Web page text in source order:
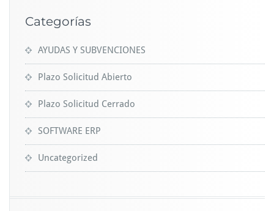
Categorías
AYUDAS Y SUBVENCIONES
Plazo Solicitud Abierto
Plazo Solicitud Cerrado
SOFTWARE ERP
Uncategorized